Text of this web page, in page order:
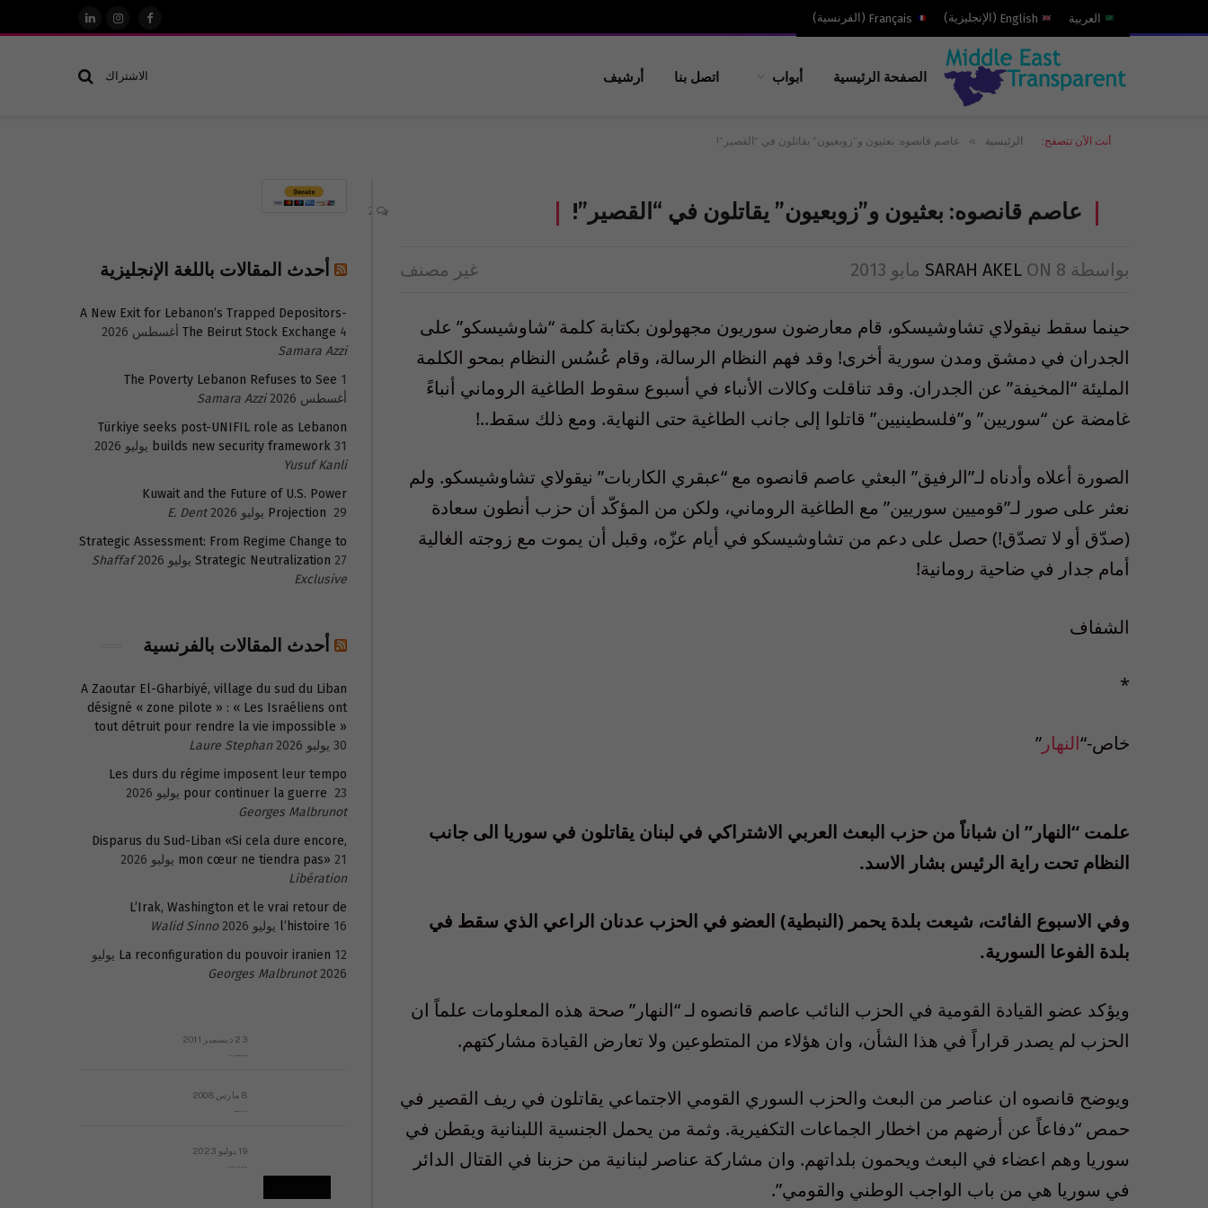
العربية English
( الإنجليزية)
Français
( الفرنسية)
فيسبوكالانستغرام
لينكدإن
الصفحة الرئيسية أبواب اتصل بنا أرشيف الاشتراك
أنت الآن تتصفح: الرئيسية » عاصم قانصوه: بعثيون و”زوبعيون” يقاتلون في “القصير”!
عاصم قانصوه: بعثيون و”زوبعيون” يقاتلون في “القصير”!
بواسطة SARAH AKEL ON 8 مايو 2013 غير مصنف
حينما سقط نيقولاي تشاوشيسكو، قام معارضون سوريون مجهولون بكتابة كلمة “شاوشيسكو” على
الجدران في دمشق ومدن سورية أخرى! وقد فهم النظام الرسالة، وقام عُسُس النظام بمحو الكلمة
المليئة “المخيفة” عن الجدران. وقد تناقلت وكالات الأنباء في أسبوع سقوط الطاغية الروماني أنباءً
غامضة عن “سوريين” و”فلسطينيين” قاتلوا إلى جانب الطاغية حتى النهاية. ومع ذلك سقط..!
الصورة أعلاه وأدناه لـ”الرفيق” البعثي عاصم قانصوه مع “عبقري الكاربات” نيقولاي تشاوشيسكو. ولم
نعثر على صور لـ”قوميين سوريين” مع الطاغية الروماني، ولكن من المؤكّد أن حزب أنطون سعادة
(صدّق أو لا تصدّق!) حصل على دعم من تشاوشيسكو في أيام عزّه، وقبل أن يموت مع زوجته الغالية
أمام جدار في ضاحية رومانية!
الشفاف
*
خاص-“النهار ”
علمت “النهار” ان شباناً من حزب البعث العربي الاشتراكي في لبنان يقاتلون في سوريا الى جانب
النظام تحت راية الرئيس بشار الاسد.
وفي الاسبوع الفائت، شيعت بلدة يحمر (النبطية) العضو في الحزب عدنان الراعي الذي سقط في
بلدة الفوعا السورية.
ويؤكد عضو القيادة القومية في الحزب النائب عاصم قانصوه لـ “النهار” صحة هذه المعلومات علماً ان
الحزب لم يصدر قراراً في هذا الشأن، وان هؤلاء من المتطوعين ولا تعارض القيادة مشاركتهم.
ويوضح قانصوه ان عناصر من البعث والحزب السوري القومي الاجتماعي يقاتلون في ريف القصير في
حمص “دفاعاً عن أرضهم من اخطار الجماعات التكفيرية. وثمة من يحمل الجنسية اللبنانية ويقطن في
سوريا وهم اعضاء في البعث ويحمون بلداتهم. وان مشاركة عناصر لبنانية من حزبنا في القتال الدائر
في سوريا هي من باب الواجب الوطني والقومي”.
أحدث المقالات باللغة الإنجليزية
A New Exit for Lebanon’s Trapped Depositors-
The Beirut Stock Exchange 4 أغسطس 2026
Samara Azzi
The Poverty Lebanon Refuses to See 1
أغسطس 2026
Samara Azzi
Türkiye seeks post-UNIFIL role as Lebanon
builds new security framework 31 يوليو 2026
Yusuf Kanli
Kuwait and the Future of U.S. Power
Projection 29 يوليو 2026
E. Dent
Strategic Assessment: From Regime Change to
Strategic Neutralization 27 يوليو 2026
Shaffaf
Exclusive
أحدث المقالات بالفرنسية
A Zaoutar El-Gharbiyé, village du sud du Liban
désigné « zone pilote » : « Les Israéliens ont
tout détruit pour rendre la vie impossible »
30 يوليو 2026
Laure Stephan
Les durs du régime imposent leur tempo
pour continuer la guerre 23 يوليو 2026
Georges Malbrunot
Disparus du Sud-Liban «Si cela dure encore,
mon cœur ne tiendra pas» 21 يوليو 2026
Libération
L’Irak, Washington et le vrai retour de
l’histoire 16 يوليو 2026
Walid Sinno
La reconfiguration du pouvoir iranien 12 يوليو
2026
Georges Malbrunot
23 ديسمبر 2011
8 مارس 2008
19 يوليو 2023